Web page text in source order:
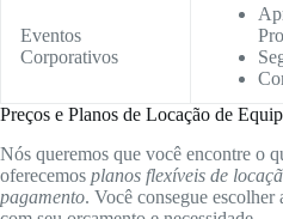
Eventos
Corporativos
Preços e Planos de Locação de
Nós queremos que você encontre o
oferecemos planos flexíveis de
pagamento. Você consegue escolher